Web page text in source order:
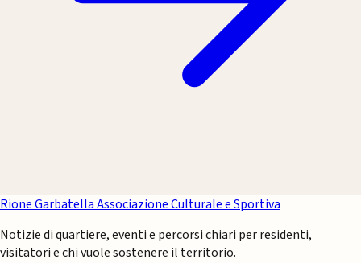
Rione GarbatellaAssociazione Culturale e Sportiva
Notizie di quartiere, eventi e percorsi chiari per residenti,
visitatori e chi vuole sostenere il territorio.